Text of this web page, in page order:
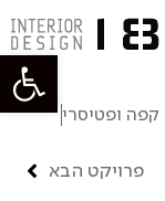
פתח
ופטיסרי
פרויקט הבא